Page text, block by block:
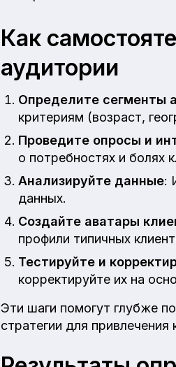
Как
аудитории
Определите сегменты
критериям (возраст,
Проведите опросы и
о потребностях и болях
Анализируйте данные:
данных.
Создайте аватары
профили типичных
Тестируйте и
корректируйте их на
Эти шаги помогут глубже
стратегии для привлечения